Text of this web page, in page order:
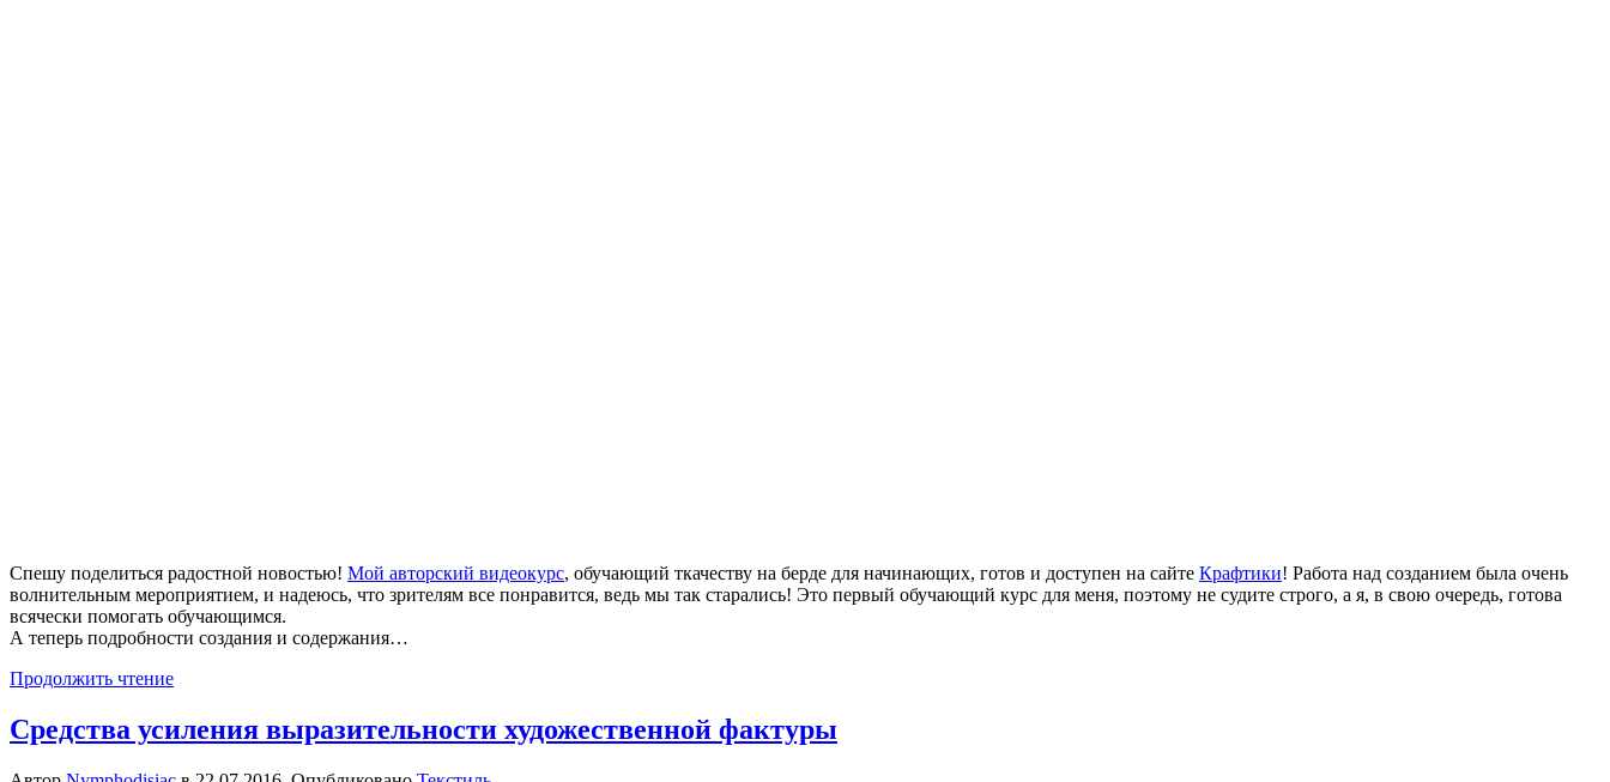
Спешу поделиться радостной новостью! Мой авторский видеокурс, обучающий ткачеству на берде для начинающих, готов и доступен на сайте Крафтики! Работа над созданием была очень
волнительным мероприятием, и надеюсь, что зрителям все понравится, ведь мы так старались! Это первый обучающий курс для меня, поэтому не судите строго, а я, в свою очередь, готова
всячески помогать обучающимся.
А теперь подробности создания и содержания…
Продолжить чтение
Средства усиления выразительности художественной фактуры